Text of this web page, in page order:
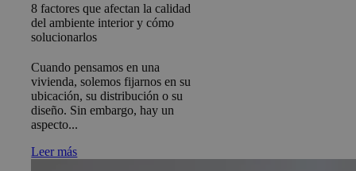
8 factores que afectan la calidad
del ambiente interior y cómo
solucionarlos
Cuando pensamos en una
vivienda, solemos fijarnos en su
ubicación, su distribución o su
diseño. Sin embargo, hay un
aspecto...
Leer más